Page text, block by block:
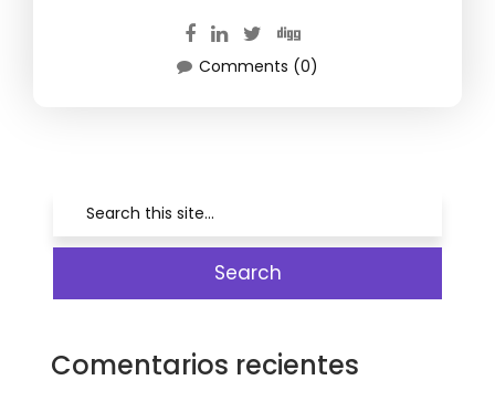
Comments (0)
Comentarios recientes